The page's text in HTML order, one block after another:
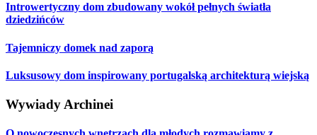
Introwertyczny dom zbudowany wokół pełnych światła
dziedzińców
Tajemniczy domek nad zaporą
Luksusowy dom inspirowany portugalską architekturą wiejską
Wywiady Archinei